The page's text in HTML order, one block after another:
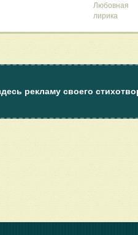
Любовная
лирика
рекламу своего